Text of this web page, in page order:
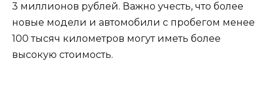
3 миллионов рублей. Важно учесть, что более
новые модели и автомобили с пробегом менее
100 тысяч километров могут иметь более
высокую стоимость.